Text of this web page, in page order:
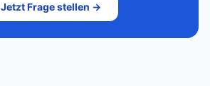
Jetzt Frage stellen →